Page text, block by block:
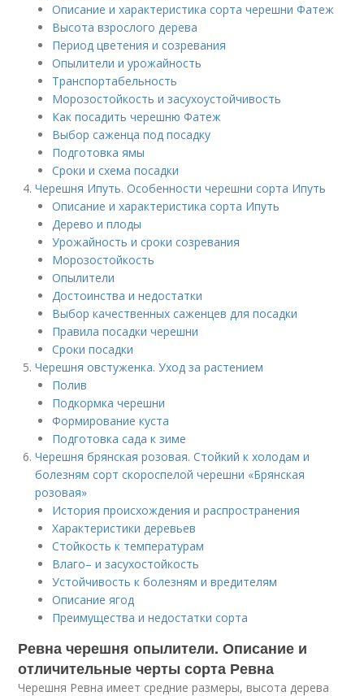
Описание и характеристика сорта черешни Фатеж
Высота взрослого дерева
Период цветения и созревания
Опылители и урожайность
Транспортабельность
Морозостойкость и засухоустойчивость
Как посадить черешню Фатеж
Выбор саженца под посадку
Подготовка ямы
Сроки и схема посадки
Черешня Ипуть. Особенности черешни сорта Ипуть
Описание и характеристика сорта Ипуть
Дерево и плоды
Урожайность и сроки созревания
Морозостойкость
Опылители
Достоинства и недостатки
Выбор качественных саженцев для посадки
Правила посадки черешни
Сроки посадки
Черешня овстуженка. Уход за растением
Полив
Подкормка черешни
Формирование куста
Подготовка сада к зиме
Черешня брянская розовая. Стойкий к холодам и
болезням сорт скороспелой черешни «Брянская
розовая»
История происхождения и распространения
Характеристики деревьев
Стойкость к температурам
Влаго– и засухостойкость
Устойчивость к болезням и вредителям
Описание ягод
Преимущества и недостатки сорта
Ревна черешня опылители. Описание и
отличительные черты сорта Ревна
Черешня Ревна имеет средние размеры, высота дерева